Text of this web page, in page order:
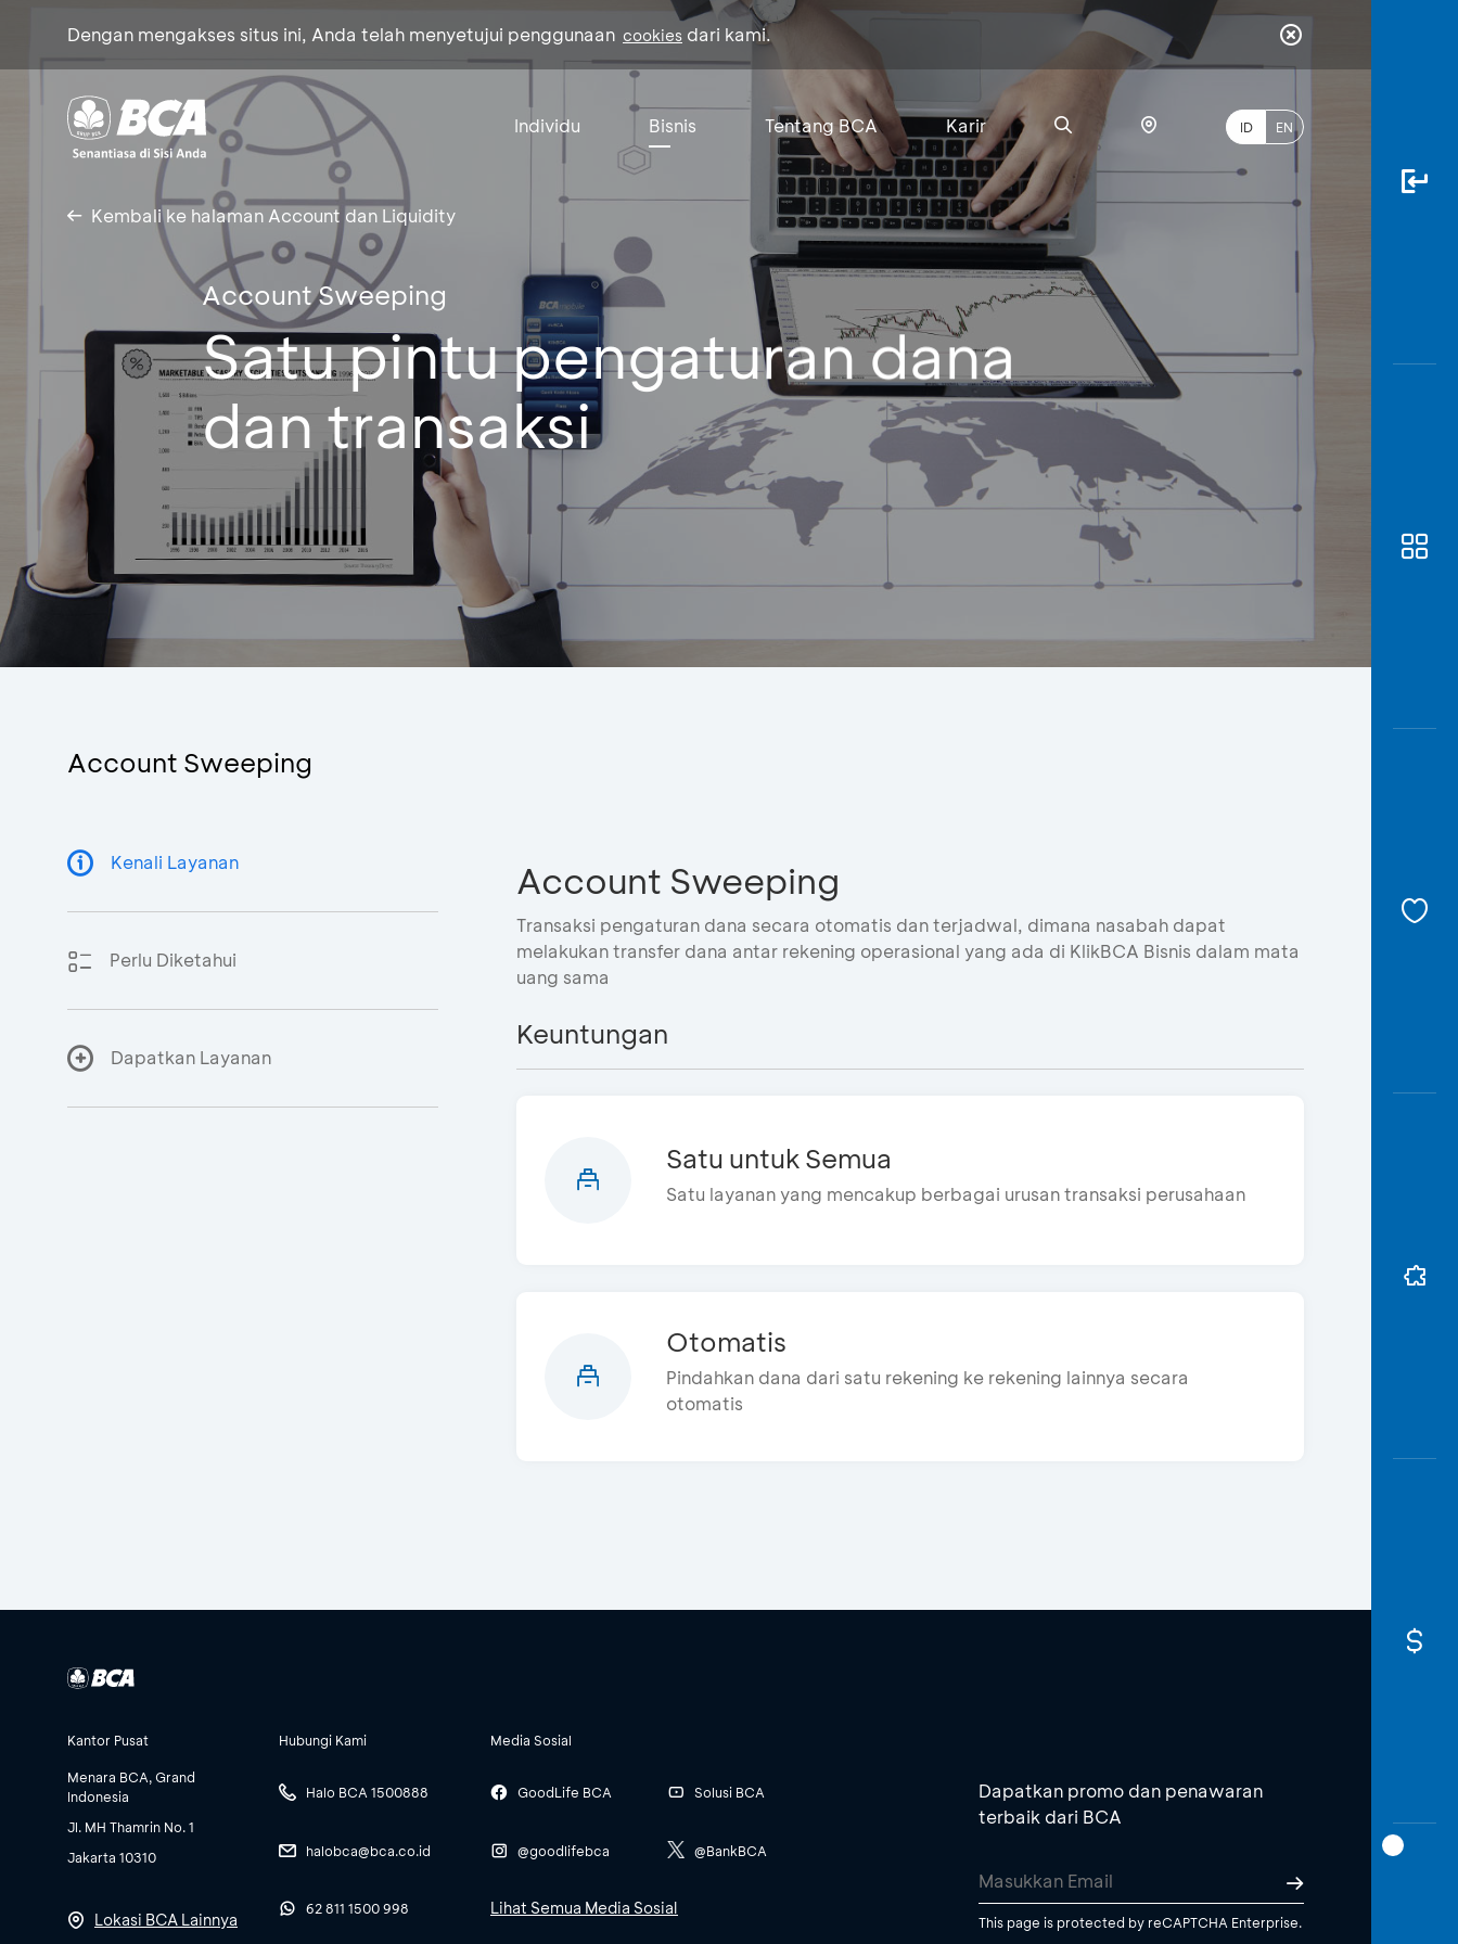
Dengan mengakses situs ini, Anda telah menyetujui penggunaan cookies dari kami.
Individu Bisnis Tentang BCA Karir ID EN
Buka
Kembali ke halaman Account dan Liquidity
Account Sweeping
Satu pintu pengaturan dana
dan transaksi
Account Sweeping
Kenali Layanan
Perlu Diketahui
Dapatkan Layanan
Account Sweeping
Transaksi pengaturan dana secara otomatis dan terjadwal, dimana nasabah dapat
melakukan transfer dana antar rekening operasional yang ada di KlikBCA Bisnis dalam mata
uang sama
Keuntungan
Satu untuk Semua
Satu layanan yang mencakup berbagai urusan transaksi perusahaan
Otomatis
Pindahkan dana dari satu rekening ke rekening lainnya secara
otomatis
Kantor Pusat
Menara BCA, Grand
Indonesia
Jl. MH Thamrin No. 1
Jakarta 10310
Lokasi BCA Lainnya
Hubungi Kami
Halo BCA 1500888
halobca@bca.co.id
62 811 1500 998
Media Sosial
GoodLife BCA
@goodlifebca
Solusi BCA
@BankBCA
Lihat Semua Media Sosial
Dapatkan promo dan penawaran
terbaik dari BCA
This page is protected by reCAPTCHA Enterprise.